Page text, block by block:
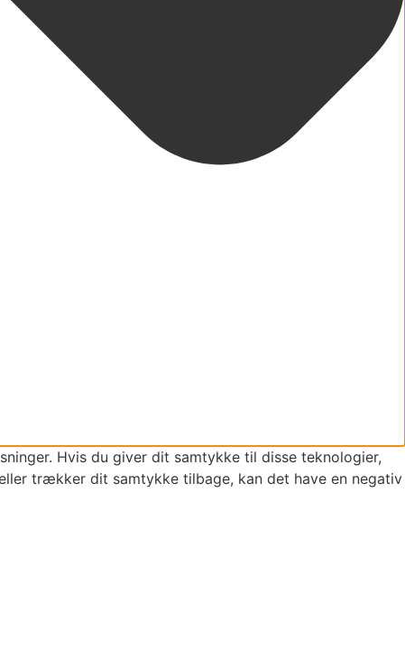
Hvis du giver dit samtykke til disse teknologier,
trækker dit samtykke tilbage, kan det have en negativ